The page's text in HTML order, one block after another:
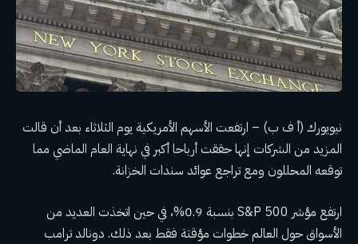
نيويورك (أ ف ب) – ارتفعت الأسهم الأمريكية يوم الثلاثاء بعد أن قالت
المزيد من الشركات إنها حققت أرباحا أكبر في نهاية العام الماضي مما
توقعه المحللون ومع تراجع عوائد سندات الخزانة.
ارتفع مؤشر S&P 500 بنسبة 0.9%، في حين اتخذت العديد من
الأسواق حول العالم خطوات مؤقتة فقط بعد ذلك. دونالد ترامب